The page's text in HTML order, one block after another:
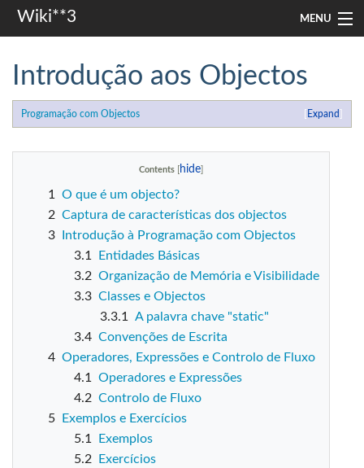
Wiki**3 MENU
investigação
Search
Introdução aos Objectos
Expand
Programação com Objectos
Contents
1 O que é um objecto?
2 Captura de características dos objectos
3
Introdução à Programação com Objectos
3.1
Entidades Básicas
3.2 Organização de Memória e Visibilidade
3.3 Classes e Objectos
3.3.1 A palavra chave "static"
3.4 Convenções de Escrita
4 Operadores, Expressões e Controlo de Fluxo
4.1 Operadores e Expressões
4.2 Controlo de Fluxo
5
Exemplos e Exercícios
5.1
Exemplos
5.2
Exercícios